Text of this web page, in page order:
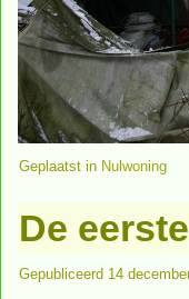
Geplaatst in Nulwoning
De
Gepubliceerd 14